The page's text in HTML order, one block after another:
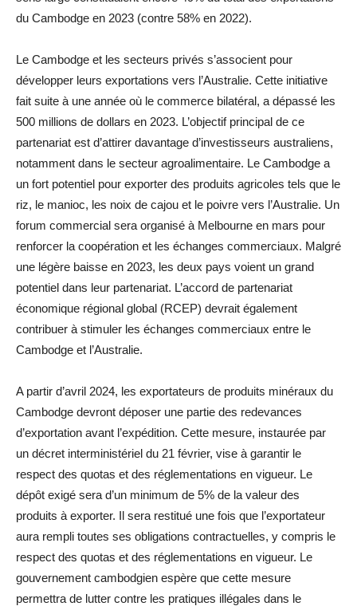
du Cambodge en 2023 (contre 58% en 2022).
Le Cambodge et les secteurs privés s’associent pour
développer leurs exportations vers l’Australie. Cette initiative
fait suite à une année où le commerce bilatéral, a dépassé les
500 millions de dollars en 2023. L’objectif principal de ce
partenariat est d’attirer davantage d’investisseurs australiens,
notamment dans le secteur agroalimentaire. Le Cambodge a
un fort potentiel pour exporter des produits agricoles tels que le
riz, le manioc, les noix de cajou et le poivre vers l’Australie. Un
forum commercial sera organisé à Melbourne en mars pour
renforcer la coopération et les échanges commerciaux. Malgré
une légère baisse en 2023, les deux pays voient un grand
potentiel dans leur partenariat. L’accord de partenariat
économique régional global (RCEP) devrait également
contribuer à stimuler les échanges commerciaux entre le
Cambodge et l’Australie.
A partir d’avril 2024, les exportateurs de produits minéraux du
Cambodge devront déposer une partie des redevances
d’exportation avant l’expédition. Cette mesure, instaurée par
un décret interministériel du 21 février, vise à garantir le
respect des quotas et des réglementations en vigueur. Le
dépôt exigé sera d’un minimum de 5% de la valeur des
produits à exporter. Il sera restitué une fois que l’exportateur
aura rempli toutes ses obligations contractuelles, y compris le
respect des quotas et des réglementations en vigueur. Le
gouvernement cambodgien espère que cette mesure
permettra de lutter contre les pratiques illégales dans le